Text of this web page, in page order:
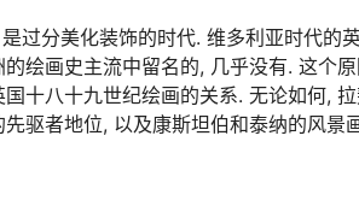
分美化装饰的时代. 维多利亚时代的
绘画史主流中留名的, 几乎没有. 这个
十八十九世纪绘画的关系. 无论如何,
驱者地位, 以及康斯坦伯和泰纳的风景